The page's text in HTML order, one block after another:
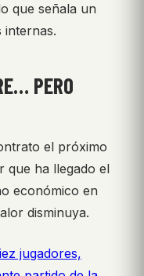
que señala un
internas.
PERO
el próximo
que ha llegado el
económico en
disminuya.
jugadores,